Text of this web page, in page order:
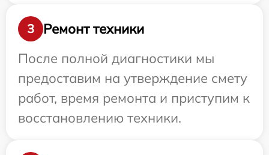
3
Ремонт техники
После полной диагностики мы
предоставим на утверждение смету
работ, время ремонта и приступим к
восстановлению техники.